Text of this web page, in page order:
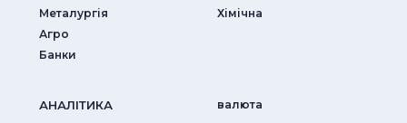
Металургія
Агро
Банки
Хімічна
АНАЛIТИКА
валюта